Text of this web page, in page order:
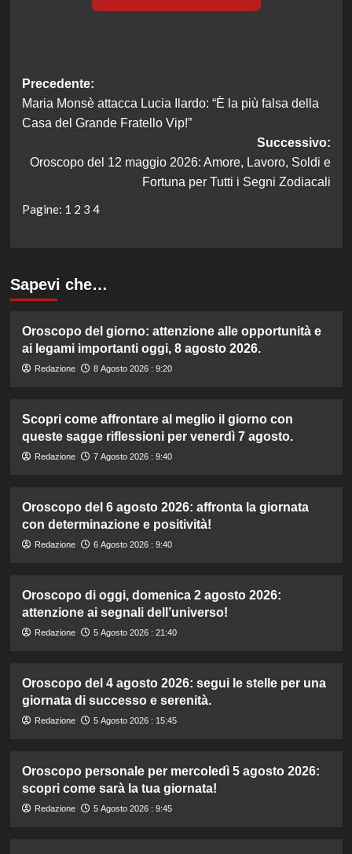
Navigazione
articolo
Precedente:
Maria Monsè attacca Lucia Ilardo: “È la più falsa della
Casa del Grande Fratello Vip!”
Successivo:
Oroscopo del 12 maggio 2026: Amore, Lavoro, Soldi e
Fortuna per Tutti i Segni Zodiacali
Pagine: 1 2 3 4
Sapevi che…
Oroscopo del giorno: attenzione alle opportunità e
ai legami importanti oggi, 8 agosto 2026.
Redazione 8 Agosto 2026 : 9:20
Scopri come affrontare al meglio il giorno con
queste sagge riflessioni per venerdì 7 agosto.
Redazione 7 Agosto 2026 : 9:40
Oroscopo del 6 agosto 2026: affronta la giornata
con determinazione e positività!
Redazione 6 Agosto 2026 : 9:40
Oroscopo di oggi, domenica 2 agosto 2026:
attenzione ai segnali dell’universo!
Redazione 5 Agosto 2026 : 21:40
Oroscopo del 4 agosto 2026: segui le stelle per una
giornata di successo e serenità.
Redazione 5 Agosto 2026 : 15:45
Oroscopo personale per mercoledì 5 agosto 2026:
scopri come sarà la tua giornata!
Redazione 5 Agosto 2026 : 9:45